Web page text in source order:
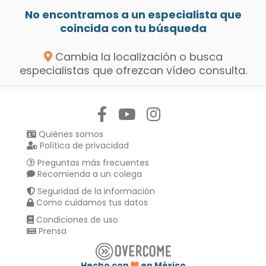
No encontramos a un especialista que
coincida con tu búsqueda
Cambia la localización o busca
especialistas que ofrezcan vídeo consulta.
Quiénes somos
Política de privacidad
Preguntas más frecuentes
Recomienda a un colega
Seguridad de la información
Como cuidamos tus datos
Condiciones de uso
Prensa